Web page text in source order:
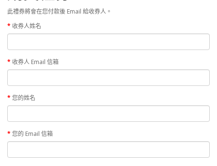
此禮券將會在您付款後 Email 給收券人。
收券人姓名
收券人 Email 信箱
您的姓名
您的 Email 信箱